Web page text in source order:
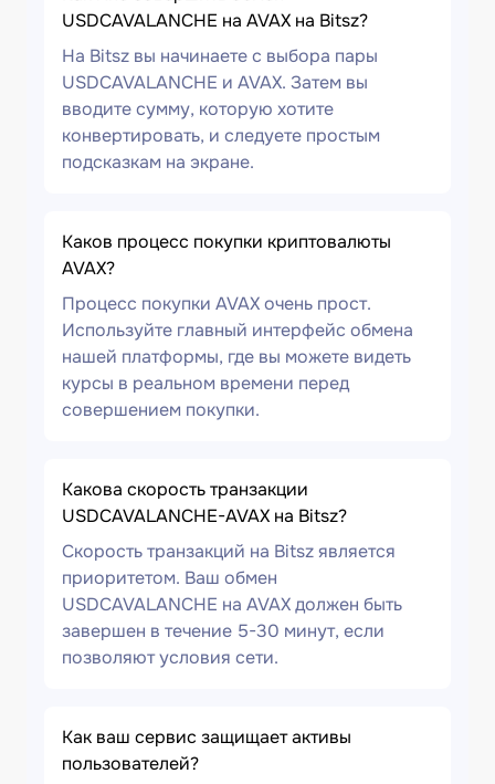
USDCAVALANCHE на AVAX на Bitsz?
На Bitsz вы начинаете с выбора пары
USDCAVALANCHE и AVAX. Затем вы
вводите сумму, которую хотите
конвертировать, и следуете простым
подсказкам на экране.
Каков процесс покупки криптовалюты
AVAX?
Процесс покупки AVAX очень прост.
Используйте главный интерфейс обмена
нашей платформы, где вы можете видеть
курсы в реальном времени перед
совершением покупки.
Какова скорость транзакции
USDCAVALANCHE-AVAX на Bitsz?
Скорость транзакций на Bitsz является
приоритетом. Ваш обмен
USDCAVALANCHE на AVAX должен быть
завершен в течение 5-30 минут, если
позволяют условия сети.
Как ваш сервис защищает активы
пользователей?